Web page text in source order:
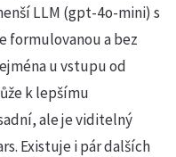
LLM (gpt-4o-mini) s
formulovanou a bez
u vstupu od
k lepšímu
ale je viditelný
Existuje i pár dalších